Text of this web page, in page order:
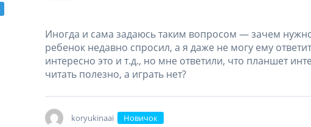
Иногда и сама задаюсь таким вопросом — зачем
ребенок недавно спросил, а я даже не могу ему
интересно это и т.д., но мне ответили, что планшет
читать полезно, а играть нет?
koryukinaai
Новичок